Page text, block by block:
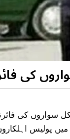
سے 2 پولیس
پولیس